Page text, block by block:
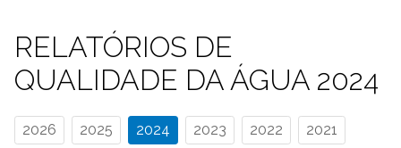
RELATÓRIOS DE
QUALIDADE DA ÁGUA 2024
2026 2025 2024 2023 2022 2021